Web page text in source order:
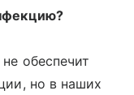
обеспечит
но в наших